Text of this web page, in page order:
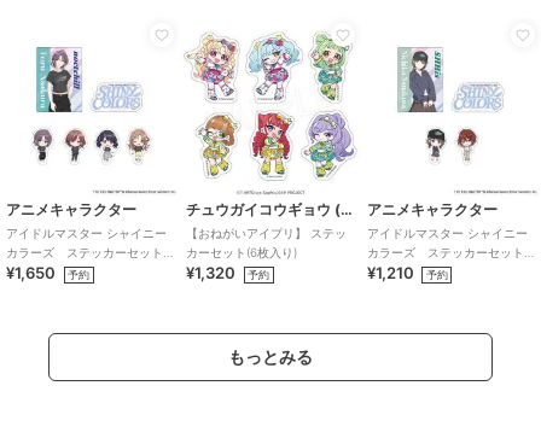
アニメキャラクター
アイドルマスター シャイニー
カラーズ ステッカーセット
(283プロ ノクチル)
¥1,650 予約
チュウガイコウギョウ (Chugai Mining)
【おねがいアイプリ】 ステッ
カーセット(6枚入り)
¥1,320 予約
アニメキャラクター
アイドルマスター シャイニー
カラーズ ステッカーセット
(283プロ シーズ)
¥1,210 予約
もっとみる